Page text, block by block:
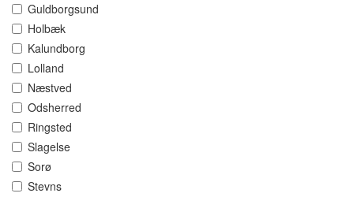
Guldborgsund
Holbæk
Kalundborg
Lolland
Næstved
Odsherred
Ringsted
Slagelse
Sorø
Stevns